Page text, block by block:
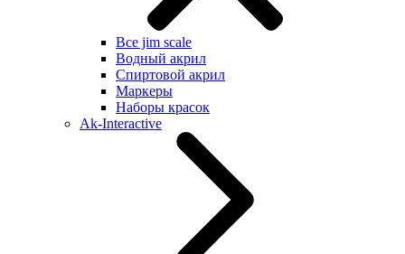
Все jim scale
Водный акрил
Спиртовой акрил
Маркеры
Наборы красок
Ak-Interactive